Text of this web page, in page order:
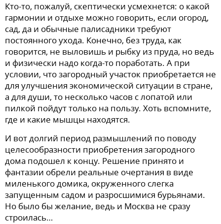
Кто-то, пожалуй, скептически усмехнется: о какой
гармонии и отдыхе можно говорить, если огород,
сад, да и обычные палисадники требуют
постоянного ухода. Конечно, без труда, как
говорится, не выловишь и рыбку из пруда, но ведь
и физически надо когда-то поработать. А при
условии, что загородный участок приобретается не
для улучшения экономической ситуации в стране,
а для души, то несколько часов с лопатой или
пилкой пойдут только на пользу. Хоть вспомните,
где и какие мышцы находятся.
И вот долгий период размышлений по поводу
целесообразности приобретения загородного
дома подошел к концу. Решение принято и
фантазии обрели реальные очертания в виде
миленького домика, окруженного слегка
запущенным садом и разросшимися бурьянами.
Но было бы желание, ведь и Москва не сразу
строилась…